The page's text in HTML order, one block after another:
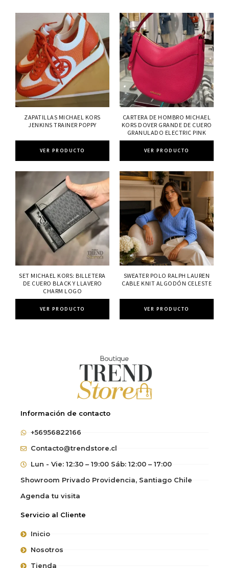
ZAPATILLAS MICHAEL KORS
JENKINS TRAINER POPPY
VER PRODUCTO
CARTERA DE HOMBRO MICHAEL
KORS DOVER GRANDE DE CUERO
GRANULADO ELECTRIC PINK
VER PRODUCTO
SET MICHAEL KORS: BILLETERA
DE CUERO BLACK Y LLAVERO
CHARM LOGO
VER PRODUCTO
SWEATER POLO RALPH LAUREN
CABLE KNIT ALGODÓN CELESTE
VER PRODUCTO
Información de contacto
+56956822166
Contacto@trendstore.cl
Lun - Vie: 12:30 – 19:00 Sáb: 12:00 – 17:00
Showroom Privado Providencia, Santiago Chile
Agenda tu visita
Servicio al Cliente
Inicio
Nosotros
Tienda